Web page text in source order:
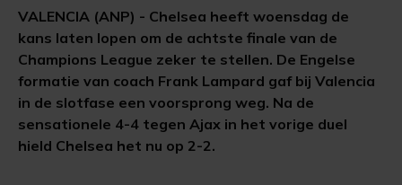
VALENCIA (ANP) - Chelsea heeft woensdag de
kans laten lopen om de achtste finale van de
Champions League zeker te stellen. De Engelse
formatie van coach Frank Lampard gaf bij Valencia
in de slotfase een voorsprong weg. Na de
sensationele 4-4 tegen Ajax in het vorige duel
hield Chelsea het nu op 2-2.